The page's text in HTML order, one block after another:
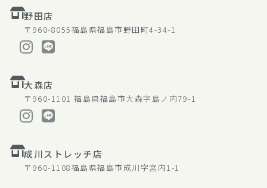
野田店
〒960-8055福島県福島市野田町4-34-1
大森店
〒960-1101 福島県福島市大森字島ノ内79-1
成川ストレッチ店
〒960-1108福島県福島市成川字宮内1-1